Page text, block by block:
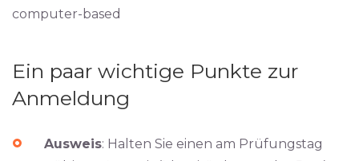
computer-based
Ein paar wichtige Punkte zur
Anmeldung
Ausweis: Halten Sie einen am Prüfungstag